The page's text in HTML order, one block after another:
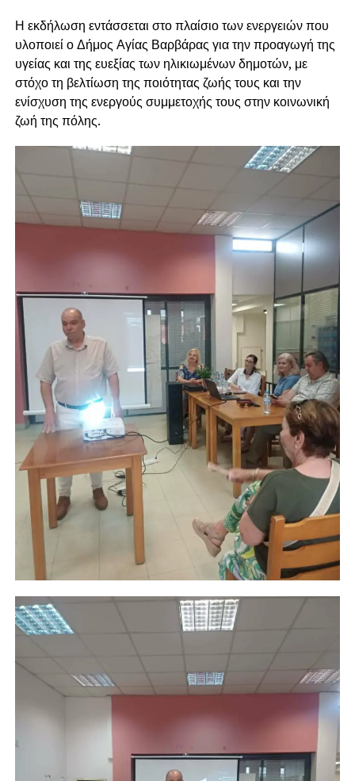
Η εκδήλωση εντάσσεται στο πλαίσιο των ενεργειών που
υλοποιεί ο Δήμος Αγίας Βαρβάρας για την προαγωγή της
υγείας και της ευεξίας των ηλικιωμένων δημοτών, με
στόχο τη βελτίωση της ποιότητας ζωής τους και την
ενίσχυση της ενεργούς συμμετοχής τους στην κοινωνική
ζωή της πόλης.